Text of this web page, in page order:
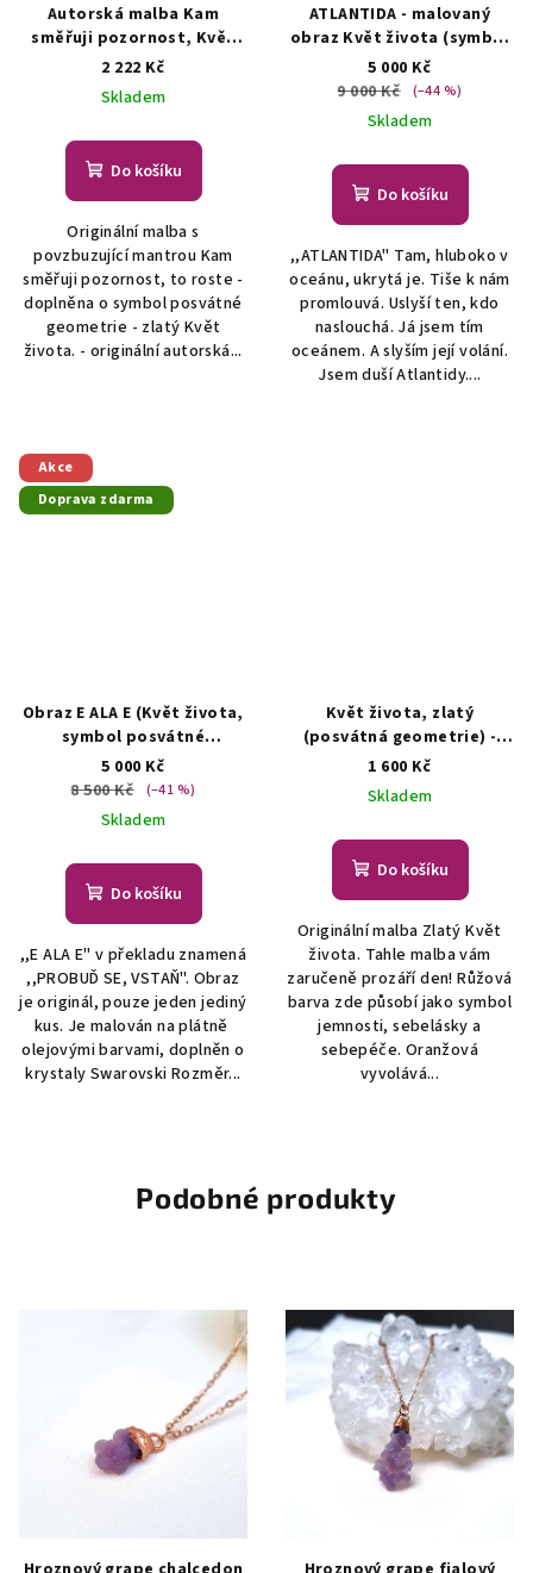
Autorská malba Kam
směřuji pozornost, Květ
života (posvátná
geometrie)
malba - symbol posvátné
2 222 Kč
Skladem
Do košíku
Originální malba s
povzbuzující mantrou Kam
směřuji pozornost, to roste -
doplněna o symbol posvátné
geometrie - zlatý Květ
života. - originální autorská...
ATLANTIDA - malovaný
obraz Květ života (symbol
posvátné geometrie)
života - symbol posvátné
geometrie
5 000 Kč
9 000 Kč
(–44 %)
Skladem
Do košíku
,,ATLANTIDA" Tam, hluboko v
oceánu, ukrytá je. Tiše k nám
promlouvá. Uslyší ten, kdo
naslouchá. Já jsem tím
oceánem. A slyším její volání.
Jsem duší Atlantidy....
Akce
Doprava zdarma
Obraz E ALA E (Květ života,
symbol posvátné
geometrie)Obraz Květ
života - symbol posvátné
geometrie
5 000 Kč
8 500 Kč
(–41 %)
Skladem
Do košíku
,,E ALA E" v překladu znamená
,,PROBUĎ SE, VSTAŇ". Obraz
je originál, pouze jeden jediný
kus. Je malován na plátně
olejovými barvami, doplněn o
krystaly Swarovski Rozměr...
Květ života, zlatý
(posvátná geometrie) -
autorská malbaOriginální
malba - symbol posvátné
geometrie
1 600 Kč
Skladem
Do košíku
Originální malba Zlatý Květ
života. Tahle malba vám
zaručeně prozáří den! Růžová
barva zde působí jako symbol
jemnosti, sebelásky a
sebepéče. Oranžová
vyvolává...
Podobné produkty